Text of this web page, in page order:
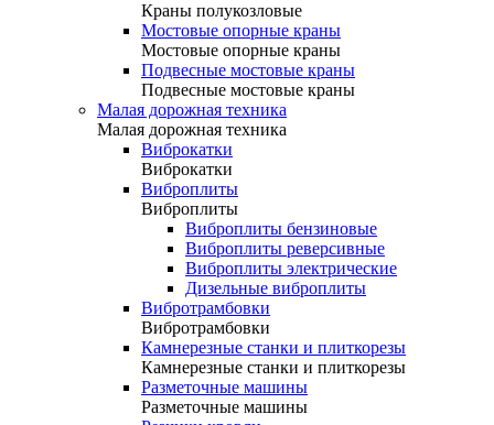
Краны полукозловые
Мостовые опорные краны
Мостовые опорные краны
Подвесные мостовые краны
Подвесные мостовые краны
Малая дорожная техника
Малая дорожная техника
Виброкатки
Виброкатки
Виброплиты
Виброплиты
Виброплиты бензиновые
Виброплиты реверсивные
Виброплиты электрические
Дизельные виброплиты
Вибротрамбовки
Вибротрамбовки
Камнерезные станки и плиткорезы
Камнерезные станки и плиткорезы
Разметочные машины
Разметочные машины